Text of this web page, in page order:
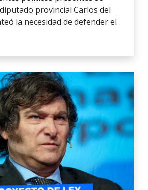
provincial Carlos del
la necesidad de defender el